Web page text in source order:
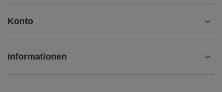
Konto
Informationen